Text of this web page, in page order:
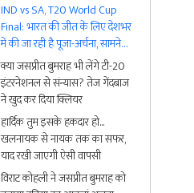
IND vs SA, T20 World Cup
Final: भारत की जीत के लिए देशभर
में की जा रही है पूजा-अर्चना, सामने
आई वीडियो
क्या जसप्रीत बुमराह भी लेंगे टी-20
इंटरनेशनल से संन्यास? तेज गेंदबाज
ने खुद कर दिया क्लियर
हार्दिक तुम इसके हकदार हो...
खलनायक से नायक तक का सफर,
याद रखी जाएगी ऐसी वापसी
विराट कोहली ने जसप्रीत बुमराह को